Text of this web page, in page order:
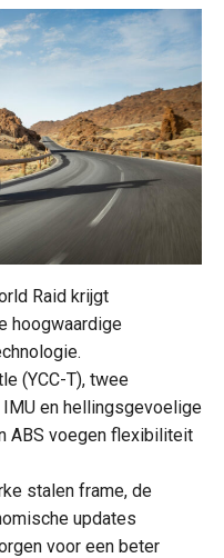
Raid krijgt
hoogwaardige
(YCC-T), twee
en hellingsgevoelige
ABS voegen flexibiliteit
stalen frame, de
updates
voor een beter